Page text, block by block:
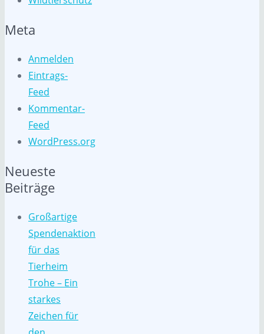
Meta
Anmelden
Eintrags-
Feed
Kommentar-
Feed
WordPress.org
Neueste
Beiträge
Großartige
Spendenaktion
für das
Tierheim
Trohe – Ein
starkes
Zeichen für